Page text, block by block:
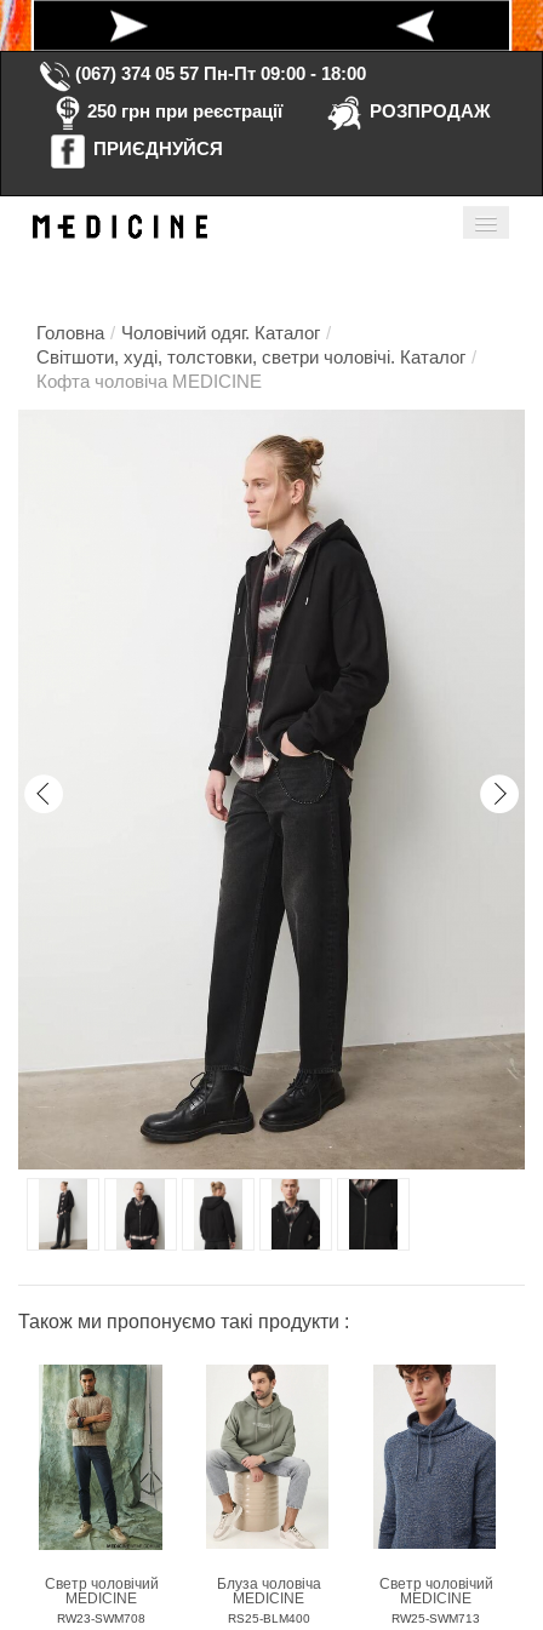
(067) 374 05 57 Пн-Пт 09:00 - 18:00
250 грн при реєстрації
РОЗПРОДАЖ
ПРИЄДНУЙСЯ
Головна / Чоловічий одяг. Каталог /
Світшоти, худі, толстовки, светри чоловічі. Каталог /
Кофта чоловіча MEDICINE
Також ми пропонуємо такі продукти :
Светр чоловічий
MEDICINE
RW23-SWM708
Блуза чоловіча
MEDICINE
RS25-BLM400
Светр чоловічий
MEDICINE
RW25-SWM713